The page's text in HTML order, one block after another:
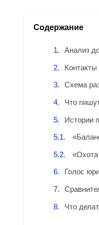
Содержание
Анализ
Схема
Что
Истории
Голос
Что